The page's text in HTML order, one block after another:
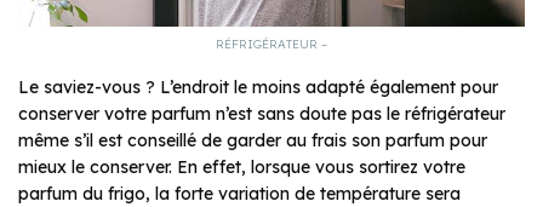
RÉFRIGÉRATEUR –
Le saviez-vous ? L’endroit le moins adapté également pour
conserver votre parfum n’est sans doute pas le réfrigérateur
même s’il est conseillé de garder au frais son parfum pour
mieux le conserver. En effet, lorsque vous sortirez votre
parfum du frigo, la forte variation de température sera